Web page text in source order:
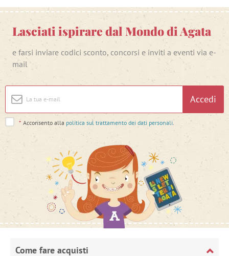
Lasciati ispirare dal Mondo di Agata
e farsi inviare codici sconto, concorsi e inviti a eventi via e-
mail
Accedi
* Acconsento alla politica sul trattamento dei dati personali
Come fare acquisti